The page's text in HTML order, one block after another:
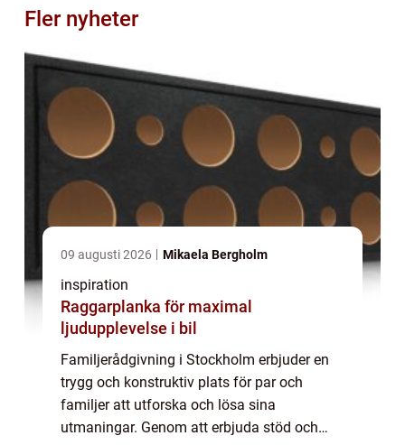
Fler nyheter
09 augusti 2026 Mikaela Bergholm
inspiration
Raggarplanka för maximal
ljudupplevelse i bil
Familjerådgivning i Stockholm erbjuder en
trygg och konstruktiv plats för par och
familjer att utforska och lösa sina
utmaningar. Genom att erbjuda stöd och